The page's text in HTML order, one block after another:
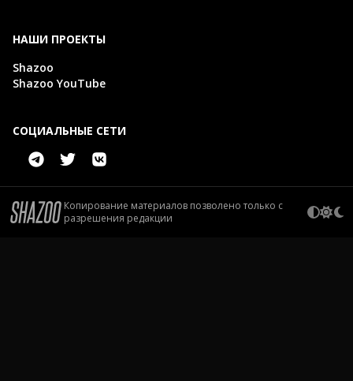
НАШИ ПРОЕКТЫ
Shazoo
Shazoo YouTube
СОЦИАЛЬНЫЕ СЕТИ
Копирование материалов позволено только с
разрешения редакции